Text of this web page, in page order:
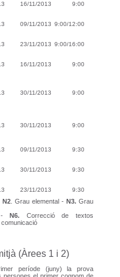
16/11/2013 9:00
09/11/2013 9:00/12:00
23/11/2013 9:00/16:00
16/11/2013 9:00
30/11/2013 9:00
30/11/2013 9:00
09/11/2013 9:30
30/11/2013 9:30
23/11/2013 9:30
N2 . Grau elemental - N3. Grau
N6. Correcció de textos
comunicació
(Àrees 1 i 2)
període (juny) la prova